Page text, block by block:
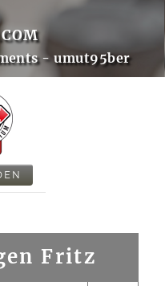
- umut95ber
Fritz